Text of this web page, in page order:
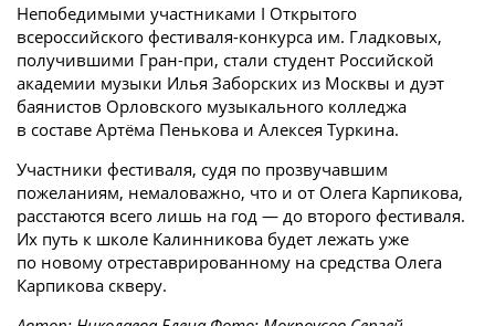
Непобедимыми участниками I Открытого
всероссийского фестиваля-­конкурса им. Гладковых,
получившими Гран-при, стали студент Российской
академии музыки Илья Заборских из Москвы и дуэт
баянистов Орловского музыкального колледжа
в составе Артёма Пенькова и Алексея Туркина.
Участники фестиваля, судя по прозвучавшим
пожеланиям, немаловажно, что и от Олега Карпикова,
расстаются всего лишь на год — до второго фестиваля.
Их путь к школе Калинникова будет лежать уже
по новому отреставрированному на средства Олега
Карпикова скверу.